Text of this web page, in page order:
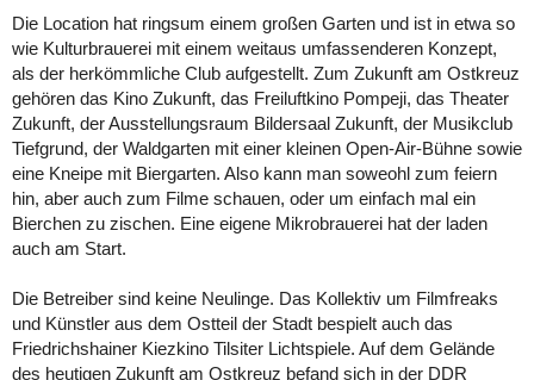
Die Location hat ringsum einem großen Garten und ist in etwa so
wie Kulturbrauerei mit einem weitaus umfassenderen Konzept,
als der herkömmliche Club aufgestellt. Zum Zukunft am Ostkreuz
gehören das Kino Zukunft, das Freiluftkino Pompeji, das Theater
Zukunft, der Ausstellungsraum Bildersaal Zukunft, der Musikclub
Tiefgrund, der Waldgarten mit einer kleinen Open-Air-Bühne sowie
eine Kneipe mit Biergarten. Also kann man soweohl zum feiern
hin, aber auch zum Filme schauen, oder um einfach mal ein
Bierchen zu zischen. Eine eigene Mikrobrauerei hat der laden
auch am Start.
Die Betreiber sind keine Neulinge. Das Kollektiv um Filmfreaks
und Künstler aus dem Ostteil der Stadt bespielt auch das
Friedrichshainer Kiezkino Tilsiter Lichtspiele. Auf dem Gelände
des heutigen Zukunft am Ostkreuz befand sich in der DDR